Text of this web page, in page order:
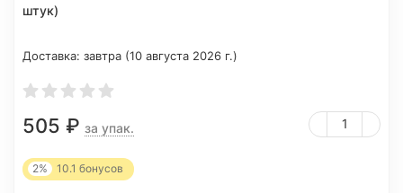
штук)
Доставка: завтра (10 августа 2026 г.)
505 ₽ за упак.
2% 10.1 бонусов